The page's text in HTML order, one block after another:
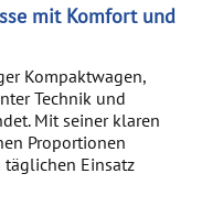
mit Komfort und
Kompaktwagen,
Technik und
Mit seiner klaren
Proportionen
Einsatz